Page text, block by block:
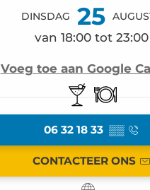
DINSDAG 25
van 18:00 tot 23:00
Voeg toe aan Google
Bar /
06 32 18 33 ▒▒
CONTACTEER ONS